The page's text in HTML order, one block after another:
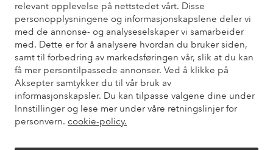
relevant opplevelse på nettstedet vårt. Disse
personopplysningene og informasjonskapslene deler vi
med de annonse- og analyseselskaper vi samarbeider
med. Dette er for å analysere hvordan du bruker siden,
samt til forbedring av markedsføringen vår, slik at du kan
få mer persontilpassede annonser. Ved å klikke på
Aksepter samtykker du til vår bruk av
informasjonskapsler. Du kan tilpasse valgene dine under
Innstillinger og lese mer under våre retningslinjer for
personvern. cookie-policy.
elpy elpy
Norge - Velg land
Facebook Instagram Pinterest Youtube